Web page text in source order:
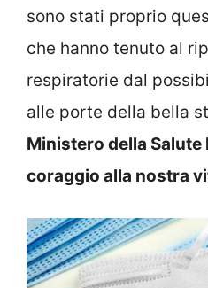
sono stati proprio
che hanno tenuto al
respiratorie dal
alle porte della bella
Ministero della Salute
coraggio alla nostra